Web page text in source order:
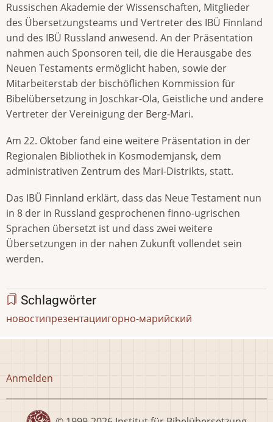
Russischen Akademie der Wissenschaften, Mitglieder
des Übersetzungsteams und Vertreter des IBÜ Finnland
und des IBÜ Russland anwesend. An der Präsentation
nahmen auch Sponsoren teil, die die Herausgabe des
Neuen Testaments ermöglicht haben, sowie der
Mitarbeiterstab der bischöflichen Kommission für
Bibelübersetzung in Joschkar-Ola, Geistliche und andere
Vertreter der Vereinigung der Berg-Mari.
Am 22. Oktober fand eine weitere Präsentation in der
Regionalen Bibliothek in Kosmodemjansk, dem
administrativen Zentrum des Mari-Distrikts, statt.
Das IBÜ Finnland erklärt, dass das Neue Testament nun
in 8 der in Russland gesprochenen finno-ugrischen
Sprachen übersetzt ist und dass zwei weitere
Übersetzungen in der nahen Zukunft vollendet sein
werden.
Schlagwörter
новостипрезентациигорно-марийский
Benutzermenü
Anmelden